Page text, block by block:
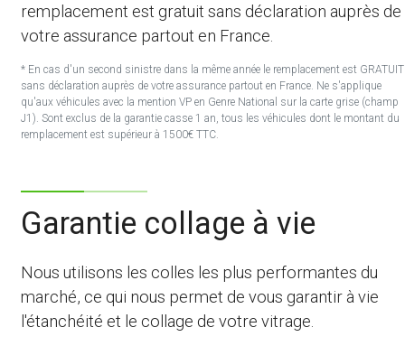
remplacement est gratuit sans déclaration auprès de
votre assurance partout en France.
* En cas d'un second sinistre dans la même année le remplacement est GRATUIT
sans déclaration auprès de votre assurance partout en France. Ne s'applique
qu'aux véhicules avec la mention VP en Genre National sur la carte grise (champ
J1). Sont exclus de la garantie casse 1 an, tous les véhicules dont le montant du
remplacement est supérieur à 1500€ TTC.
Garantie collage à vie
Nous utilisons les colles les plus performantes du
marché, ce qui nous permet de vous garantir à vie
l'étanchéité et le collage de votre vitrage.